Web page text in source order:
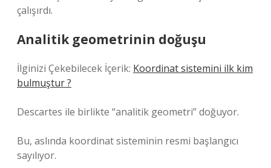
çalışırdı.
Analitik geometrinin doğuşu
İlginizi Çekebilecek İçerik: Koordinat sistemini ilk kim
bulmuştur ?
Descartes ile birlikte “analitik geometri” doğuyor.
Bu, aslında koordinat sisteminin resmi başlangıcı
sayılıyor.